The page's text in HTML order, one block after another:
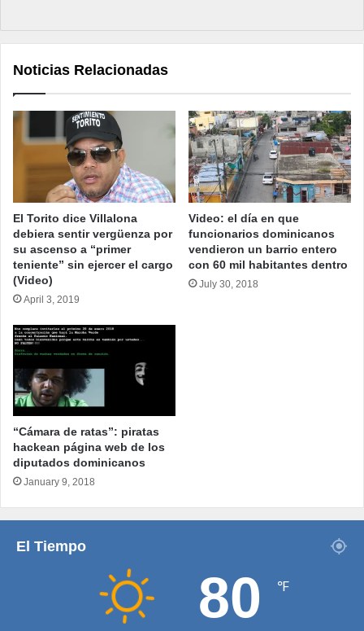
Noticias Relacionadas
El Torito dice Villalona
debiera sentir vergüenza por
su ascenso a “primer
teniente” sin ejercer el cargo
(Video)
April 3, 2019
Video: el día en que
funcionarios dominicanos
vendieron un barrio entero
con 60 mil habitantes dentro
July 30, 2018
“Cámara de ratas”: piratas
hackean página web de los
diputados dominicanos
January 9, 2018
El Tiempo
80 ℉